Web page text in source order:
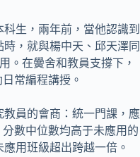
生，兩年前，當他認識到
，就與楊中天、邱天澤同
。在黌舍和教員支撐下，
常編程講授。
員的會商：統一門課，應
數中位數均高于未應用的
用班級超出跨越一倍。